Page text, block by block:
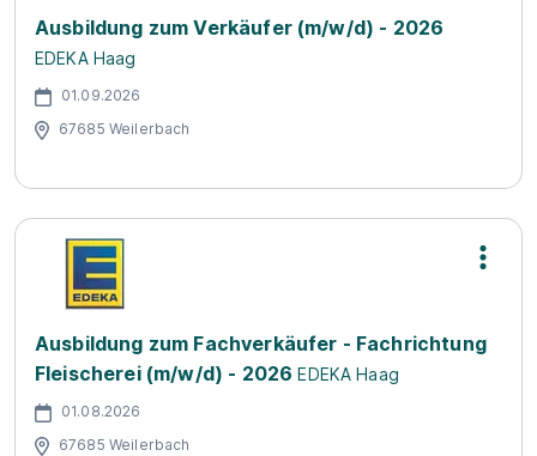
Ausbildung zum Verkäufer (m/w/d) - 2026
EDEKA Haag
01.09.2026
67685 Weilerbach
Ausbildung zum Fachverkäufer - Fachrichtung
Fleischerei (m/w/d) - 2026 EDEKA Haag
01.08.2026
67685 Weilerbach